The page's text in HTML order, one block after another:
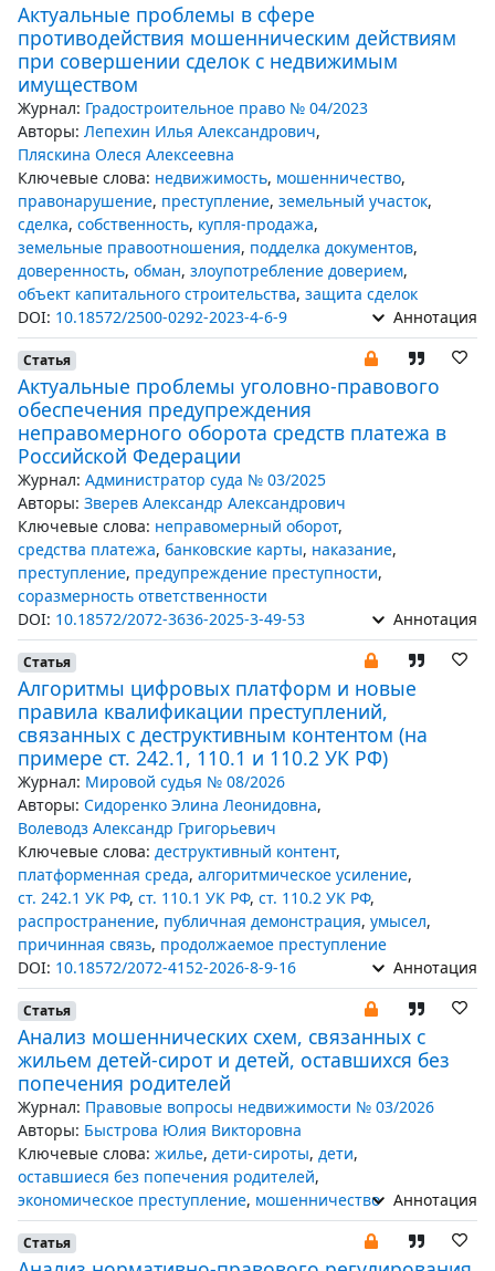
Актуальные проблемы в сфере
противодействия мошенническим действиям
при совершении сделок с недвижимым
имуществом
Журнал: Градостроительное право № 04/2023
Авторы: Лепехин Илья Александрович,
Пляскина Олеся Алексеевна
Ключевые слова: недвижимость, мошенничество,
правонарушение, преступление, земельный участок,
сделка, собственность, купля-продажа,
земельные правоотношения, подделка документов,
доверенность, обман, злоупотребление доверием,
объект капитального строительства, защита сделок
DOI: 10.18572/2500-0292-2023-4-6-9 Аннотация
Статья
Актуальные проблемы уголовно-правового
обеспечения предупреждения
неправомерного оборота средств платежа в
Российской Федерации
Журнал: Администратор суда № 03/2025
Авторы: Зверев Александр Александрович
Ключевые слова: неправомерный оборот,
средства платежа, банковские карты, наказание,
преступление, предупреждение преступности,
соразмерность ответственности
DOI: 10.18572/2072-3636-2025-3-49-53 Аннотация
Статья
Алгоритмы цифровых платформ и новые
правила квалификации преступлений,
связанных с деструктивным контентом (на
примере ст. 242.1, 110.1 и 110.2 УК РФ)
Журнал: Мировой судья № 08/2026
Авторы: Сидоренко Элина Леонидовна,
Волеводз Александр Григорьевич
Ключевые слова: деструктивный контент,
платформенная среда, алгоритмическое усиление,
ст. 242.1 УК РФ, ст. 110.1 УК РФ, ст. 110.2 УК РФ,
распространение, публичная демонстрация, умысел,
причинная связь, продолжаемое преступление
DOI: 10.18572/2072-4152-2026-8-9-16 Аннотация
Статья
Анализ мошеннических схем, связанных с
жильем детей-сирот и детей, оставшихся без
попечения родителей
Журнал: Правовые вопросы недвижимости № 03/2026
Авторы: Быстрова Юлия Викторовна
Ключевые слова: жилье, дети-сироты, дети,
оставшиеся без попечения родителей,
экономическое преступление, мошенничество Аннотация
Статья